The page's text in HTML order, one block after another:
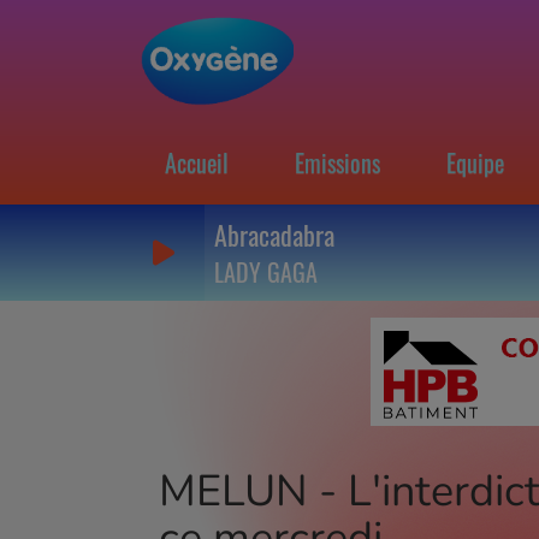
Accueil Emissions Equipe
Abracadabra
LADY GAGA
MELUN -